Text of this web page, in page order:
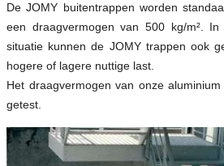
De JOMY buitentrappen worden
een draagvermogen van 500 kg/m².
situatie kunnen de JOMY trappen ook
hogere of lagere nuttige last.
Het draagvermogen van onze
getest.